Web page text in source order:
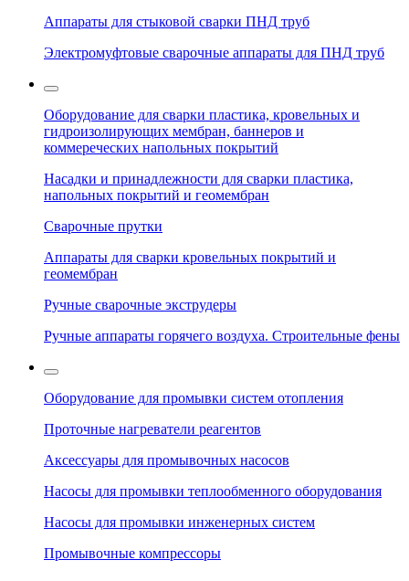
Аппараты для стыковой сварки ПНД труб
Электромуфтовые сварочные аппараты для ПНД труб
Оборудование для сварки пластика, кровельных и
гидроизолирующих мембран, баннеров и
коммереческих напольных покрытий
Насадки и принадлежности для сварки пластика,
напольных покрытий и геомембран
Сварочные прутки
Аппараты для сварки кровельных покрытий и
геомембран
Ручные сварочные экструдеры
Ручные аппараты горячего воздуха. Строительные фены
Оборудование для промывки систем отопления
Проточные нагреватели реагентов
Аксессуары для промывочных насосов
Насосы для промывки теплообменного оборудования
Насосы для промывки инженерных систем
Промывочные компрессоры